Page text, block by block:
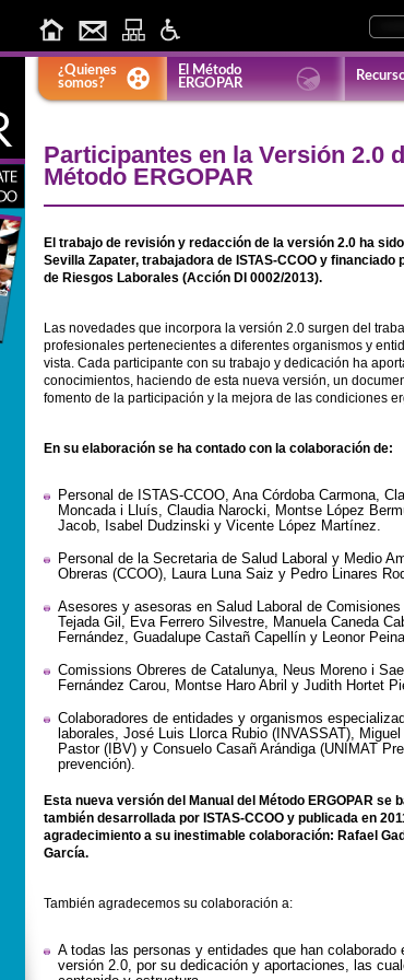
¿Quienes
somos?
El Método
ERGOPAR
Participantes en la Versión 2.0
Método ERGOPAR
El trabajo de revisión y redacción de la versión 2.0 ha
Sevilla Zapater, trabajadora de ISTAS-CCOO y financiado
de Riesgos Laborales (Acción DI 0002/2013).
Las novedades que incorpora la versión 2.0 surgen del
profesionales pertenecientes a diferentes organismos y
vista. Cada participante con su trabajo y dedicación ha
conocimientos, haciendo de esta nueva versión, un
fomento de la participación y la mejora de las condiciones
En su elaboración se ha contado con la colaboración de:
Personal de ISTAS-CCOO, Ana Córdoba Carmona,
Moncada i Lluís, Claudia Narocki, Montse López
Jacob, Isabel Dudzinski y Vicente López Martínez.
Personal de la Secretaria de Salud Laboral y Medio
Obreras (CCOO), Laura Luna Saiz y Pedro Linares
Asesores y asesoras en Salud Laboral de
Tejada Gil, Eva Ferrero Silvestre, Manuela Caneda
Fernández, Guadalupe Castañ Capellín y Leonor
Comissions Obreres de Catalunya, Neus Moreno i
Fernández Carou, Montse Haro Abril y Judith Hortet
Colaboradores de entidades y organismos
laborales, José Luis Llorca Rubio (INVASSAT),
Pastor (IBV) y Consuelo Casañ Arándiga (UNIMAT
prevención).
Esta nueva versión del Manual del Método ERGOPAR se
también desarrollada por ISTAS-CCOO y publicada en
agradecimiento a su inestimable colaboración: Rafael
García.
También agradecemos su colaboración a:
A todas las personas y entidades que han colaborado
versión 2.0, por su dedicación y aportaciones, las